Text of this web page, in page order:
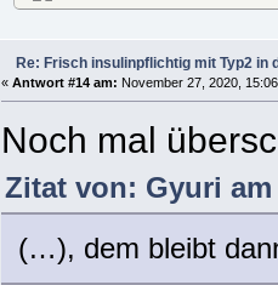
Re: Frisch insulinpflichtig mit Typ2 in
« Antwort #14 am: November 27, 2020,
Noch mal
Zitat von: Gyuri am
(…), dem bleibt